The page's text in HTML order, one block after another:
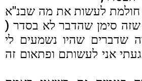
חולמת לעשות את מה שבנ"א
סימן שהדבר לא בסדר (
שדברים שהיו נשמעים לי
אני לעשותם ופתאום זה